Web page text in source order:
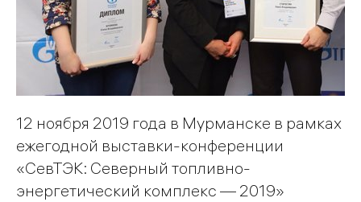
12 ноября 2019 года в Мурманске в рамках
ежегодной выставки-конференции
«СевТЭК: Северный топливно-
энергетический комплекс — 2019»